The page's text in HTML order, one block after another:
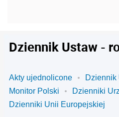
Dziennik Ustaw -
Akty ujednolicone
Dziennik
Monitor Polski
Dzienniki
Dzienniki Unii Europejskiej